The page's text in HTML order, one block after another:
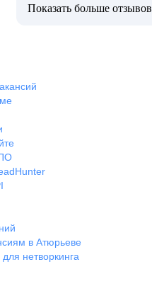
Показать больше отзывов
в Атюрьеве
нетворкинга